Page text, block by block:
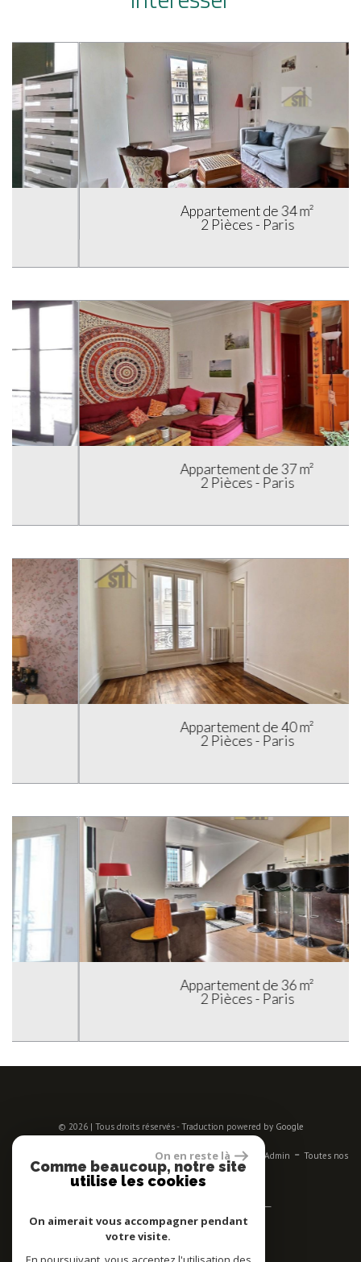
Appartement de 34 m²
2 Pièces - Paris
Appartement de 37 m²
2 Pièces - Paris
Appartement de 40 m²
2 Pièces - Paris
Appartement de 36 m²
2 Pièces - Paris
© 2026 | Tous droits réservés - Traduction powered by Google
Nos honoraires-Liens Admin - Toutes nos
annonces
Espace propriétaires
On en reste là
Comme beaucoup, notre site
utilise les cookies
On aimerait vous accompagner pendant
votre visite.